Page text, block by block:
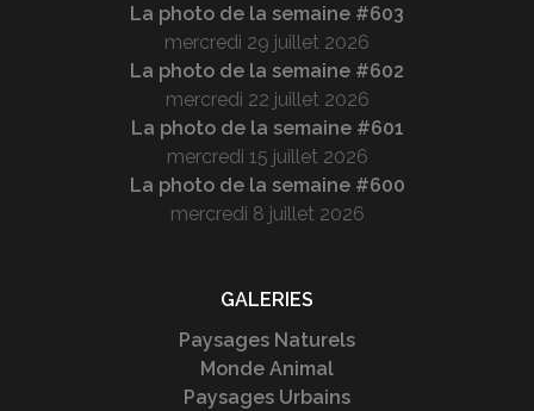
La photo de la semaine #603
mercredi 29 juillet 2026
La photo de la semaine #602
mercredi 22 juillet 2026
La photo de la semaine #601
mercredi 15 juillet 2026
La photo de la semaine #600
mercredi 8 juillet 2026
GALERIES
Paysages Naturels
Monde Animal
Paysages Urbains